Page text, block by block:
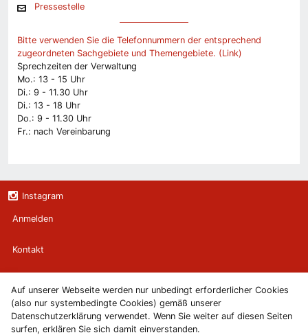
Auf unserer Webseite werden nur unbedingt erforderlicher Cookies
(also nur systembedingte Cookies) gemäß unserer
Datenschutzerklärung verwendet. Wenn Sie weiter auf diesen Seiten
surfen, erklären Sie sich damit einverstanden.
Pressestelle
Bitte verwenden Sie die Telefonnummern der entsprechend
zugeordneten Sachgebiete und Themengebiete. (Link)
Sprechzeiten der Verwaltung
Mo.: 13 - 15 Uhr
Di.: 9 - 11.30 Uhr
Di.: 13 - 18 Uhr
Do.: 9 - 11.30 Uhr
Fr.: nach Vereinbarung
Instagram
Anmelden
Kontakt
Newsletterabmeldung